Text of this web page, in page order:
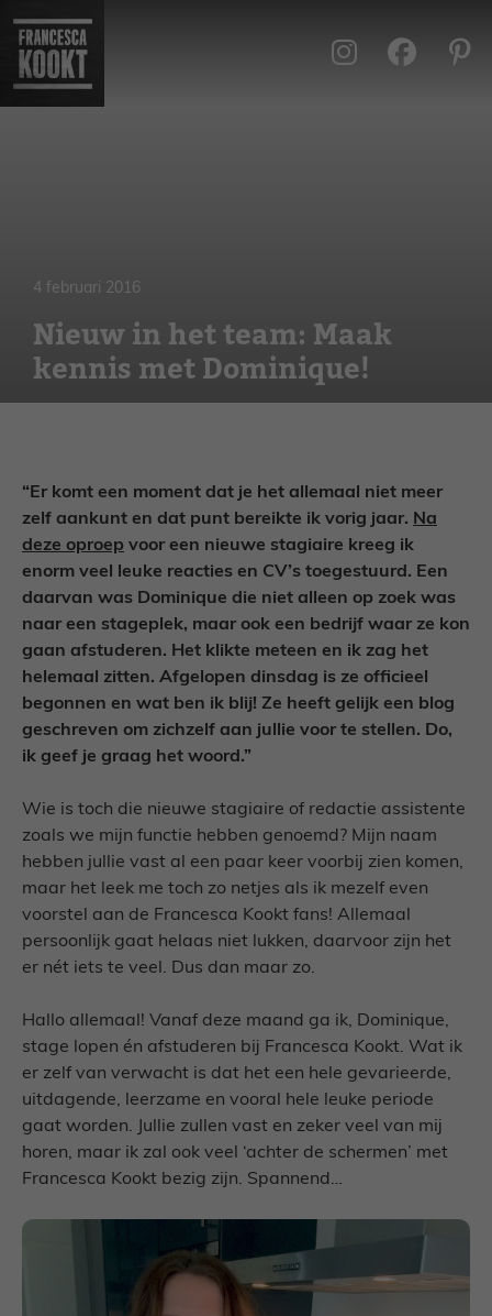
naar
inhoud
4 februari 2016
Nieuw in het team: Maak
kennis met Dominique!
“Er komt een moment dat je het allemaal niet meer
zelf aankunt en dat punt bereikte ik vorig jaar. Na
deze oproep voor een nieuwe stagiaire kreeg ik
enorm veel leuke reacties en CV’s toegestuurd. Een
daarvan was Dominique die niet alleen op zoek was
naar een stageplek, maar ook een bedrijf waar ze kon
gaan afstuderen. Het klikte meteen en ik zag het
helemaal zitten. Afgelopen dinsdag is ze officieel
begonnen en wat ben ik blij! Ze heeft gelijk een blog
geschreven om zichzelf aan jullie voor te stellen. Do,
ik geef je graag het woord.”
Wie is toch die nieuwe stagiaire of redactie assistente
zoals we mijn functie hebben genoemd? Mijn naam
hebben jullie vast al een paar keer voorbij zien komen,
maar het leek me toch zo netjes als ik mezelf even
voorstel aan de Francesca Kookt fans! Allemaal
persoonlijk gaat helaas niet lukken, daarvoor zijn het
er nét iets te veel. Dus dan maar zo.
Hallo allemaal! Vanaf deze maand ga ik, Dominique,
stage lopen én afstuderen bij Francesca Kookt. Wat ik
er zelf van verwacht is dat het een hele gevarieerde,
uitdagende, leerzame en vooral hele leuke periode
gaat worden. Jullie zullen vast en zeker veel van mij
horen, maar ik zal ook veel ‘achter de schermen’ met
Francesca Kookt bezig zijn. Spannend…